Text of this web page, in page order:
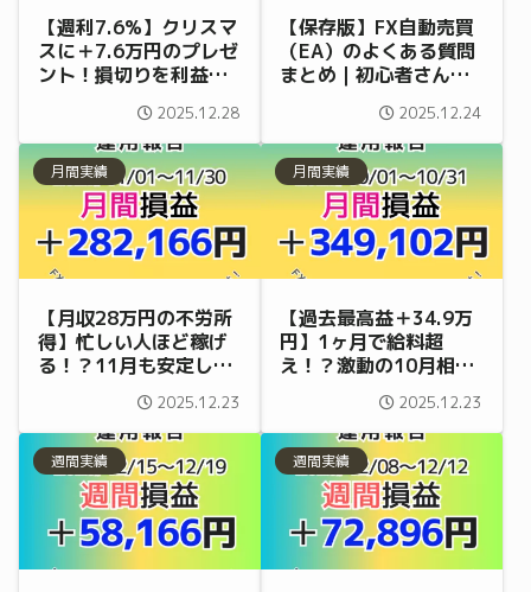
【週利7.6%】クリスマ
スに＋7.6万円のプレゼ
ント！損切りを利益に
（12/22～12/26）
2025.12.28
【保存版】FX自動売買
（EA）のよくある質問
まとめ｜初心者さんの
2025.12.24
月間実績
【月収28万円の不労所
得】忙しい人ほど稼げ
る！？11月も安定して
利益を積み上げたEAの
「粘り強さ」とは2025.12.23
月間実績
【過去最高益＋34.9万
円】1ヶ月で給料超
え！？激動の10月相場
を「爆益」に変えた自
動収益の全貌 2025.12.23
週間実績 週間実績